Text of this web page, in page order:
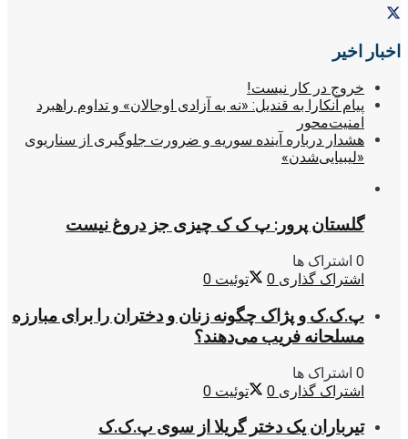
اخبار اخیر
خروج در کار نیست!
پیام آنکارا به قندیل: «نه به آزادی اوجالان» و تداوم راهبرد
امنیت‌محور
هشدار درباره آینده سوریه و ضرورت جلوگیری از سناریوی
«لیبیایی‌شدن»
گلستان پرور: پ ک ک چیزی جز دروغ نیست
0 اشتراک ها
اشتراک گذاری 0 توئیت 0
پ.ک.ک و پژاک چگونه زنان و دختران را برای مبارزه
مسلحانه فریب می‌دهند؟
0 اشتراک ها
اشتراک گذاری 0 توئیت 0
تیرباران یک دختر گریلا از سوی پ.ک.ک